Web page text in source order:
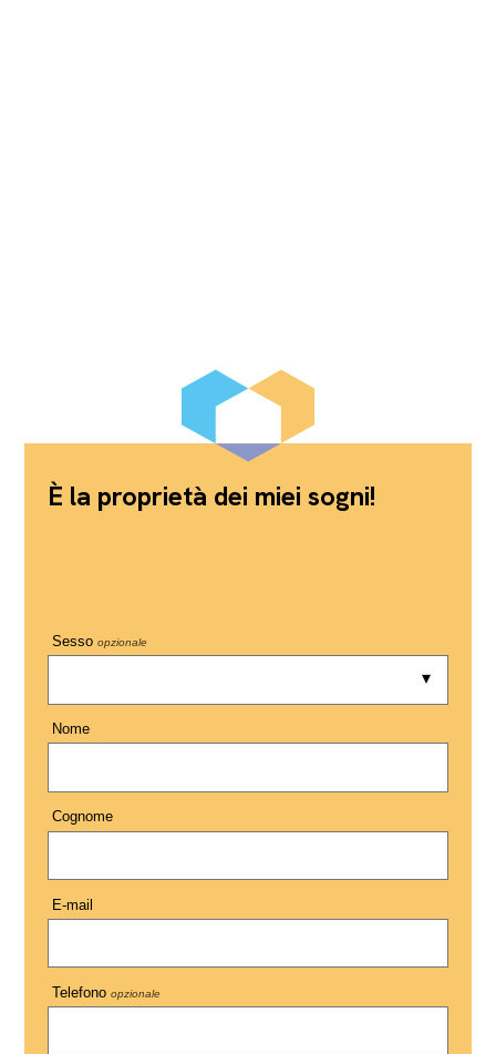
È la proprietà dei miei sogni!
Sesso opzionale
Nome
Cognome
E-mail
Telefono opzionale